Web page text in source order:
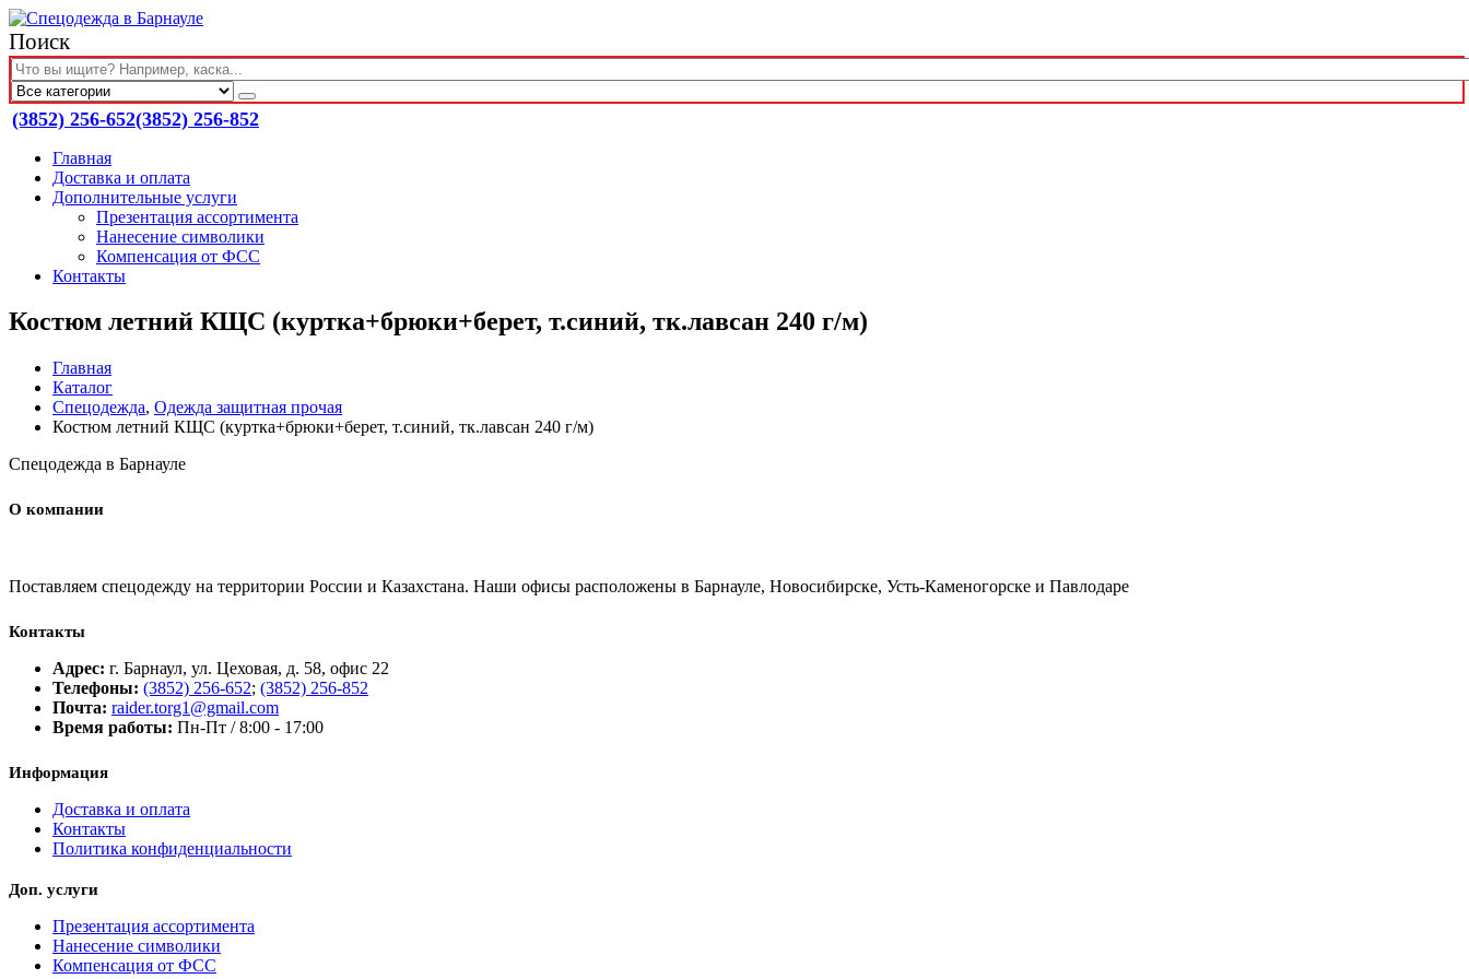
Поиск
(3852) 256-652(3852) 256-852
Главная
Доставка и оплата
Дополнительные услуги
Презентация ассортимента
Нанесение символики
Компенсация от ФСС
Контакты
Костюм летний КЩС (куртка+брюки+берет, т.синий, тк.лавсан 240 г/м)
Главная
Каталог
Спецодежда, Одежда защитная прочая
Костюм летний КЩС (куртка+брюки+берет, т.синий, тк.лавсан 240 г/м)
Спецодежда в Барнауле
О компании
Поставляем спецодежду на территории России и Казахстана. Наши офисы расположены в Барнауле, Новосибирске, Усть-Каменогорске и Павлодаре
Контакты
Адрес: г. Барнаул, ул. Цеховая, д. 58, офис 22
Телефоны: (3852) 256-652; (3852) 256-852
Почта: raider.torg1@gmail.com
Время работы: Пн-Пт / 8:00 - 17:00
Информация
Доставка и оплата
Контакты
Политика конфиденциальности
Доп. услуги
Презентация ассортимента
Нанесение символики
Компенсация от ФСС